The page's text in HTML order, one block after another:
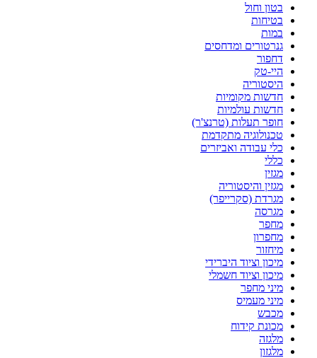
בטון וחול
בטיחות
במות
גנרטורים ומדחסים
דחפור
היי-טק
היסטוריה
חדשות מקומיות
חדשות עולמיות
חופר תעלות (טרנצ'ר)
טכנולוגיה מתקדמת
כלי עבודה ואביזרים
כללי
מגזין
מגזין והיסטוריה
מגרדת (סקרייפר)
מגרסה
מחפר
מחפרון
מיחזור
מיכון וציוד היברידי
מיכון וציוד חשמלי
מיני מחפר
מיני מעמיס
מכבש
מכונת קידוח
מלגזה
מלגזון